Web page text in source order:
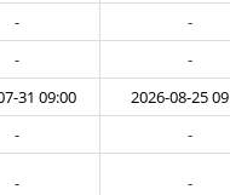
-
-
-
-
31 09:00
2026-08-25
- -
- -